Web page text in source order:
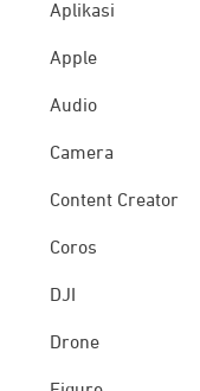
Aplikasi
Apple
Audio
Camera
Content Creator
Coros
DJI
Drone